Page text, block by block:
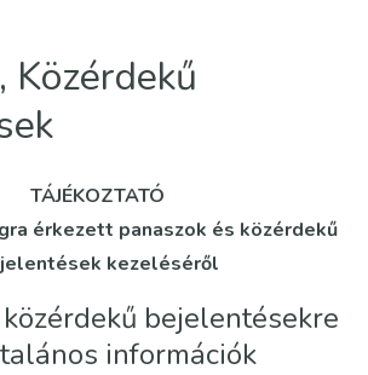
Közérdekű
TÁJÉKOZTATÓ
érkezett panaszok és közérdekű
kezeléséről
bejelentésekre
információk